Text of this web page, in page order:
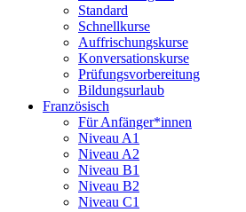
Standard
Schnellkurse
Auffrischungskurse
Konversationskurse
Prüfungsvorbereitung
Bildungsurlaub
Französisch
Für Anfänger*innen
Niveau A1
Niveau A2
Niveau B1
Niveau B2
Niveau C1